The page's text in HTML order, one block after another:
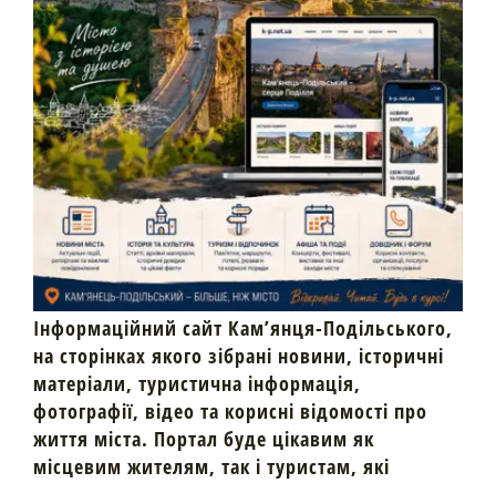
Інформаційний сайт Кам’янця-Подільського,
на сторінках якого зібрані новини, історичні
матеріали, туристична інформація,
фотографії, відео та корисні відомості про
життя міста. Портал буде цікавим як
місцевим жителям, так і туристам, які